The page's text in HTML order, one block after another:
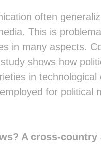
often
This is
in many aspects.
shows how
in
for political
A cross-